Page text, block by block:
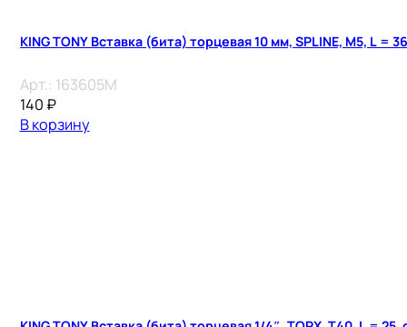
KING TONY Вставка (бита) торцевая 10 мм, SPLINE, М5, L =
Арт.: 163605M
140 ₽
В корзину